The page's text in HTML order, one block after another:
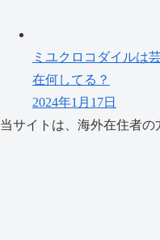
ミユクロコダイルは
在何してる？
2024年1月17日
当サイトは、海外在住者の